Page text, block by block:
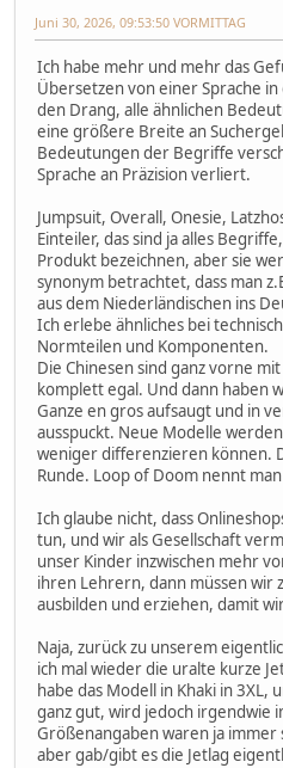
Juni 30, 2026, 09:53:50 VORMITTAG
Ich habe mehr und mehr das
Übersetzen von einer Sprache
den Drang, alle ähnlichen
eine größere Breite an
Bedeutungen der Begriffe
Sprache an Präzision verliert.
Jumpsuit, Overall, Onesie,
Einteiler, das sind ja alles
Produkt bezeichnen, aber sie
synonym betrachtet, dass man
aus dem Niederländischen ins
Ich erlebe ähnliches bei
Normteilen und Komponenten.
Die Chinesen sind ganz vorne
komplett egal. Und dann haben
Ganze en gros aufsaugt und in
ausspuckt. Neue Modelle
weniger differenzieren können.
Runde. Loop of Doom nennt
Ich glaube nicht, dass
tun, und wir als Gesellschaft
unser Kinder inzwischen mehr
ihren Lehrern, dann müssen wir
ausbilden und erziehen, damit
Naja, zurück zu unserem
ich mal wieder die uralte kurze
habe das Modell in Khaki in
ganz gut, wird jedoch irgendwie
Größenangaben waren ja
aber gab/gibt es die Jetlag